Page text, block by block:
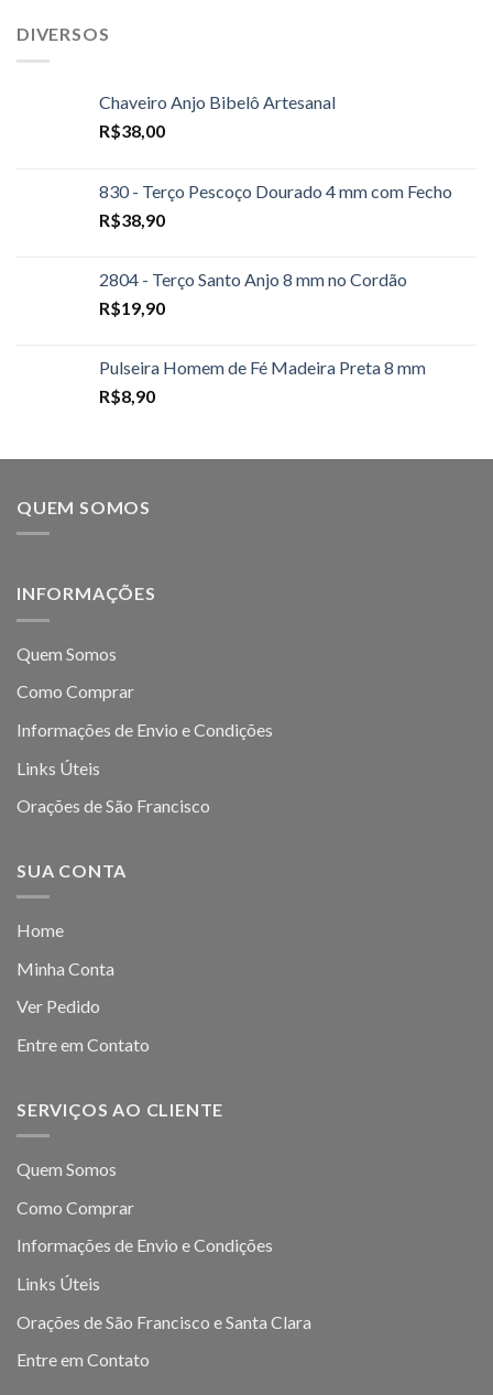
DIVERSOS
Chaveiro Anjo Bibelô Artesanal
R$38,00
830 - Terço Pescoço Dourado 4 mm com Fecho
R$38,90
2804 - Terço Santo Anjo 8 mm no Cordão
R$19,90
Pulseira Homem de Fé Madeira Preta 8 mm
R$8,90
QUEM SOMOS
INFORMAÇÕES
Quem Somos
Como Comprar
Informações de Envio e Condições
Links Úteis
Orações de São Francisco
SUA CONTA
Home
Minha Conta
Ver Pedido
Entre em Contato
SERVIÇOS AO CLIENTE
Quem Somos
Como Comprar
Informações de Envio e Condições
Links Úteis
Orações de São Francisco e Santa Clara
Entre em Contato